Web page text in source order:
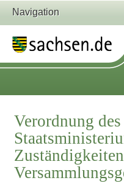
Navigation
Verordnung